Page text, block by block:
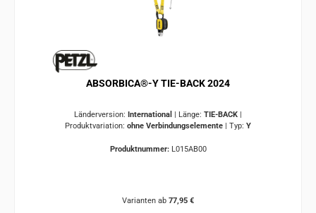
ABSORBICA®-Y TIE-BACK 2024
Länderversion: International | Länge: TIE-BACK |
Produktvariation: ohne Verbindungselemente | Typ: Y
Produktnummer: L015AB00
Varianten ab 77,95 €